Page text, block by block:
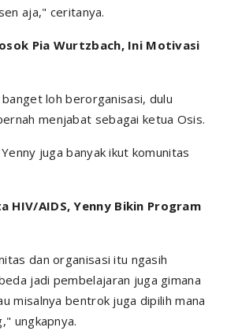
aja," ceritanya.
Pia Wurtzbach, Ini Motivasi
loh berorganisasi, dulu
menjabat sebagai ketua Osis.
juga banyak ikut komunitas
HIV/AIDS, Yenny Bikin Program
dan organisasi itu ngasih
jadi pembelajaran juga gimana
misalnya bentrok juga dipilih mana
ungkapnya.